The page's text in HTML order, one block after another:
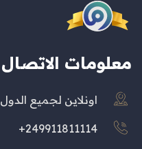
معلومات الاتصال
اونلاين لجميع الدول
249911811114+